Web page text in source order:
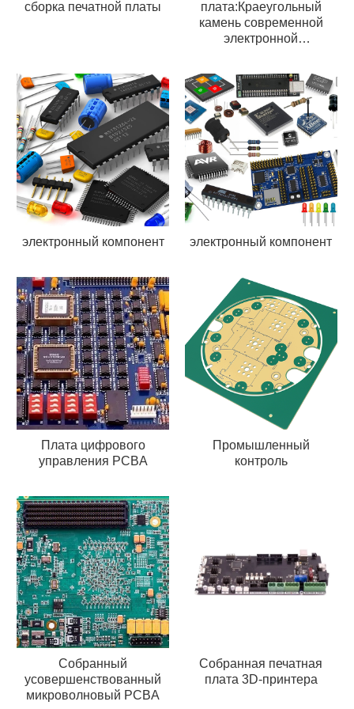
сборка печатной платы
плата:Краеугольный
камень современной
электронной
электронный компонент электронный компонент
Плата цифрового
управления PCBA
Промышленный
контроль
Собранный
усовершенствованный
микроволновый PCBA
Собранная печатная
плата 3D-принтера